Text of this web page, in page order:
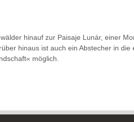
hinauf zur Paisaje Lunár, einer
hinaus ist auch ein Abstecher in die
möglich.